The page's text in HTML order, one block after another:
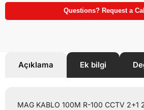
Questions? Request a
Açıklama Ek bilgi
MAG KABLO 100M R-100 CCTV 2+1